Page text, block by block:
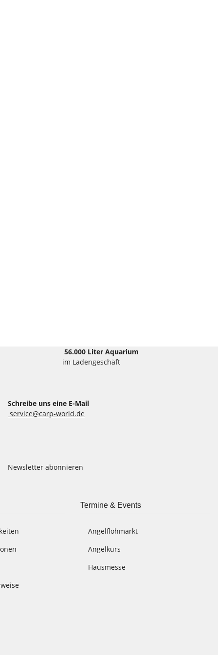
56.000 Liter Aquarium
im Ladengeschäft
Schreibe uns eine E-Mail
service@carp-world.de
Newsletter abonnieren
Termine & Events
Angelflohmarkt
Angelkurs
Hausmesse